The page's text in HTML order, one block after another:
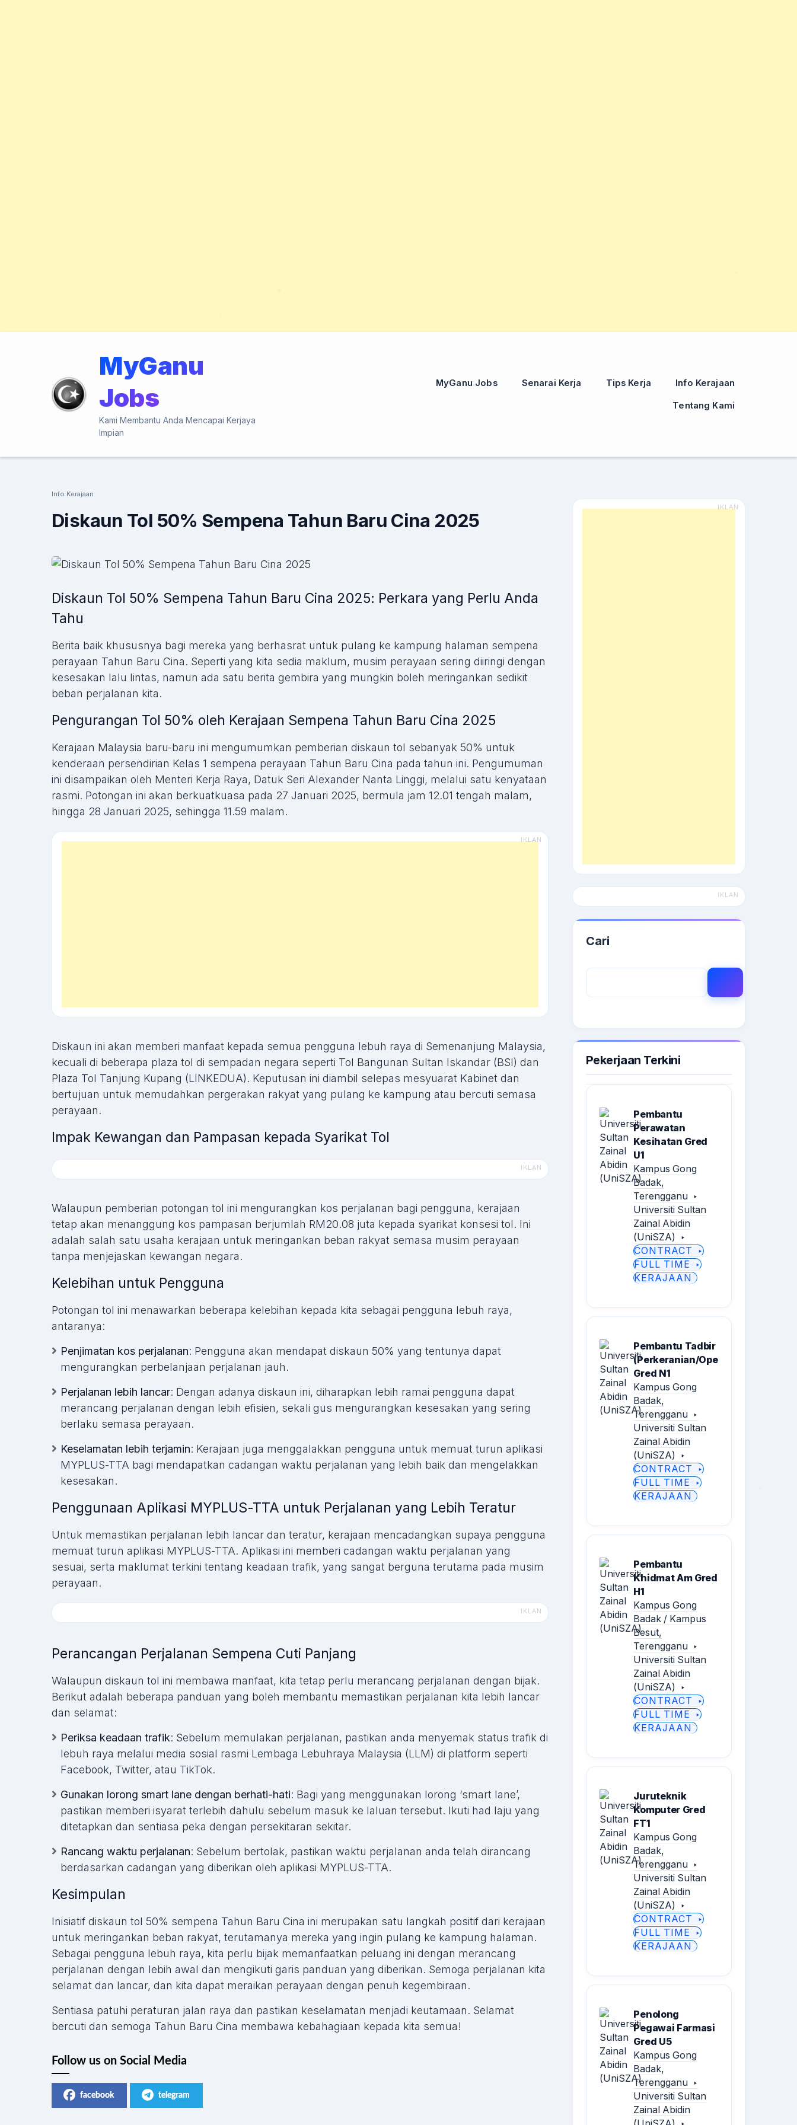
MyGanu
Jobs
Kami Membantu Anda Mencapai Kerjaya
Impian
MyGanu Jobs Senarai Kerja Tips Kerja Info Kerajaan
Tentang Kami
Info Kerajaan
Diskaun Tol 50% Sempena Tahun Baru Cina 2025
Diskaun Tol 50% Sempena Tahun Baru Cina 2025: Perkara yang Perlu Anda
Tahu
Berita baik khususnya bagi mereka yang berhasrat untuk pulang ke kampung halaman sempena
perayaan Tahun Baru Cina. Seperti yang kita sedia maklum, musim perayaan sering diiringi dengan
kesesakan lalu lintas, namun ada satu berita gembira yang mungkin boleh meringankan sedikit
beban perjalanan kita.
Pengurangan Tol 50% oleh Kerajaan Sempena Tahun Baru Cina 2025
Kerajaan Malaysia baru-baru ini mengumumkan pemberian diskaun tol sebanyak 50% untuk
kenderaan persendirian Kelas 1 sempena perayaan Tahun Baru Cina pada tahun ini. Pengumuman
ini disampaikan oleh Menteri Kerja Raya, Datuk Seri Alexander Nanta Linggi, melalui satu kenyataan
rasmi. Potongan ini akan berkuatkuasa pada 27 Januari 2025, bermula jam 12.01 tengah malam,
hingga 28 Januari 2025, sehingga 11.59 malam.
Diskaun ini akan memberi manfaat kepada semua pengguna lebuh raya di Semenanjung Malaysia,
kecuali di beberapa plaza tol di sempadan negara seperti Tol Bangunan Sultan Iskandar (BSI) dan
Plaza Tol Tanjung Kupang (LINKEDUA). Keputusan ini diambil selepas mesyuarat Kabinet dan
bertujuan untuk memudahkan pergerakan rakyat yang pulang ke kampung atau bercuti semasa
perayaan.
Impak Kewangan dan Pampasan kepada Syarikat Tol
Walaupun pemberian potongan tol ini mengurangkan kos perjalanan bagi pengguna, kerajaan
tetap akan menanggung kos pampasan berjumlah RM20.08 juta kepada syarikat konsesi tol. Ini
adalah salah satu usaha kerajaan untuk meringankan beban rakyat semasa musim perayaan
tanpa menjejaskan kewangan negara.
Kelebihan untuk Pengguna
Potongan tol ini menawarkan beberapa kelebihan kepada kita sebagai pengguna lebuh raya,
antaranya:
Penjimatan kos perjalanan: Pengguna akan mendapat diskaun 50% yang tentunya dapat
mengurangkan perbelanjaan perjalanan jauh.
Perjalanan lebih lancar: Dengan adanya diskaun ini, diharapkan lebih ramai pengguna dapat
merancang perjalanan dengan lebih efisien, sekali gus mengurangkan kesesakan yang sering
berlaku semasa perayaan.
Keselamatan lebih terjamin: Kerajaan juga menggalakkan pengguna untuk memuat turun aplikasi
MYPLUS-TTA bagi mendapatkan cadangan waktu perjalanan yang lebih baik dan mengelakkan
kesesakan.
Penggunaan Aplikasi MYPLUS-TTA untuk Perjalanan yang Lebih Teratur
Untuk memastikan perjalanan lebih lancar dan teratur, kerajaan mencadangkan supaya pengguna
memuat turun aplikasi MYPLUS-TTA. Aplikasi ini memberi cadangan waktu perjalanan yang
sesuai, serta maklumat terkini tentang keadaan trafik, yang sangat berguna terutama pada musim
perayaan.
Perancangan Perjalanan Sempena Cuti Panjang
Walaupun diskaun tol ini membawa manfaat, kita tetap perlu merancang perjalanan dengan bijak.
Berikut adalah beberapa panduan yang boleh membantu memastikan perjalanan kita lebih lancar
dan selamat:
Periksa keadaan trafik: Sebelum memulakan perjalanan, pastikan anda menyemak status trafik di
lebuh raya melalui media sosial rasmi Lembaga Lebuhraya Malaysia (LLM) di platform seperti
Facebook, Twitter, atau TikTok.
Gunakan lorong smart lane dengan berhati-hati: Bagi yang menggunakan lorong ‘smart lane’,
pastikan memberi isyarat terlebih dahulu sebelum masuk ke laluan tersebut. Ikuti had laju yang
ditetapkan dan sentiasa peka dengan persekitaran sekitar.
Rancang waktu perjalanan: Sebelum bertolak, pastikan waktu perjalanan anda telah dirancang
berdasarkan cadangan yang diberikan oleh aplikasi MYPLUS-TTA.
Kesimpulan
Inisiatif diskaun tol 50% sempena Tahun Baru Cina ini merupakan satu langkah positif dari kerajaan
untuk meringankan beban rakyat, terutamanya mereka yang ingin pulang ke kampung halaman.
Sebagai pengguna lebuh raya, kita perlu bijak memanfaatkan peluang ini dengan merancang
perjalanan dengan lebih awal dan mengikuti garis panduan yang diberikan. Semoga perjalanan kita
selamat dan lancar, dan kita dapat meraikan perayaan dengan penuh kegembiraan.
Sentiasa patuhi peraturan jalan raya dan pastikan keselamatan menjadi keutamaan. Selamat
bercuti dan semoga Tahun Baru Cina membawa kebahagiaan kepada kita semua!
Follow us on Social Media
facebook telegram
Cari
Pekerjaan Terkini
Pembantu
Perawatan
Kesihatan Gred
U1
Kampus Gong
Badak,
Terengganu
Universiti Sultan
Zainal Abidin
(UniSZA)
CONTRACT
FULL TIME
KERAJAAN
Pembantu Tadbir
(Perkeranian/Operasi)
Gred N1
Kampus Gong
Badak,
Terengganu
Universiti Sultan
Zainal Abidin
(UniSZA)
CONTRACT
FULL TIME
KERAJAAN
Pembantu
Khidmat Am Gred
H1
Kampus Gong
Badak / Kampus
Besut,
Terengganu
Universiti Sultan
Zainal Abidin
(UniSZA)
CONTRACT
FULL TIME
KERAJAAN
Juruteknik
Komputer Gred
FT1
Kampus Gong
Badak,
Terengganu
Universiti Sultan
Zainal Abidin
(UniSZA)
CONTRACT
FULL TIME
KERAJAAN
Penolong
Pegawai Farmasi
Gred U5
Kampus Gong
Badak,
Terengganu
Universiti Sultan
Zainal Abidin